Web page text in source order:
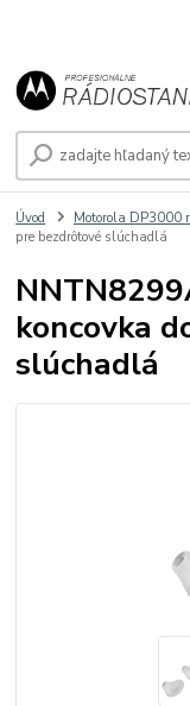
Úvod Motorola DP3000
pre bezdrôtové slúchadlá
koncovka
slúchadlá